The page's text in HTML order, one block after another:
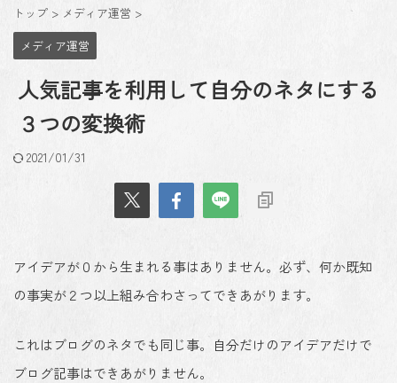
トップ > メディア運営 >
メディア運営
人気記事を利用して自分のネタにする
３つの変換術
2021/01/31
アイデアが０から生まれる事はありません。必ず、何か既知
の事実が２つ以上組み合わさってできあがります。
これはブログのネタでも同じ事。自分だけのアイデアだけで
ブログ記事はできあがりません。